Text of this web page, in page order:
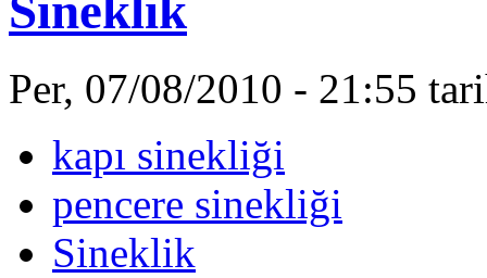
Per, 07/08/2010 - 21:55
kapı sinekliği
pencere sinekliği
Sineklik